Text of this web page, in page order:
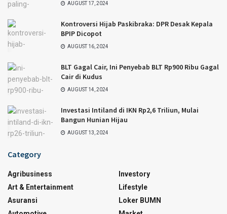
AUGUST 17, 2024
Kontroversi Hijab Paskibraka: DPR Desak Kepala
BPIP Dicopot
AUGUST 16, 2024
BLT Gagal Cair, Ini Penyebab BLT Rp900 Ribu Gagal
Cair di Kudus
AUGUST 14, 2024
Investasi Intiland di IKN Rp2,6 Triliun, Mulai
Bangun Hunian Hijau
AUGUST 13, 2024
Category
Agribusiness
Art & Entertainment
Asuransi
Investory
Lifestyle
Loker BUMN